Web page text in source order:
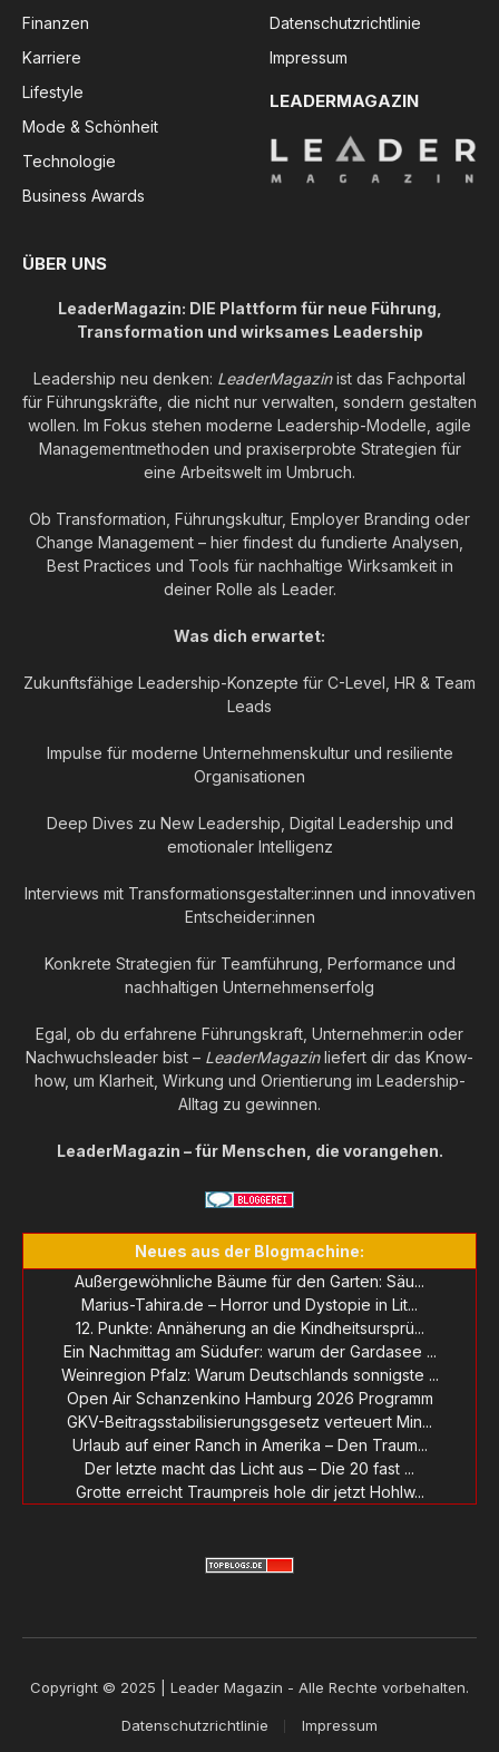
Finanzen
Karriere
Lifestyle
Mode & Schönheit
Technologie
Business Awards
Datenschutzrichtlinie
Impressum
LEADERMAGAZIN
ÜBER UNS
LeaderMagazin: DIE Plattform für neue Führung,
Transformation und wirksames Leadership
Leadership neu denken: LeaderMagazinist das Fachportal
für Führungskräfte, die nicht nur verwalten, sondern gestalten
wollen. Im Fokus stehen moderne Leadership-Modelle, agile
Managementmethoden und praxiserprobte Strategien für
eine Arbeitswelt im Umbruch.
Ob Transformation, Führungskultur, Employer Branding oder
Change Management – hier findest du fundierte Analysen,
Best Practices und Tools für nachhaltige Wirksamkeit in
deiner Rolle als Leader.
Was dich erwartet:
Zukunftsfähige Leadership-Konzepte für C-Level, HR & Team
Leads
Impulse für moderne Unternehmenskultur und resiliente
Organisationen
Deep Dives zu New Leadership, Digital Leadership und
emotionaler Intelligenz
Interviews mit Transformationsgestalter:innen und innovativen
Entscheider:innen
Konkrete Strategien für Teamführung, Performance und
nachhaltigen Unternehmenserfolg
Egal, ob du erfahrene Führungskraft, Unternehmer:in oder
Nachwuchsleader bist – LeaderMagazinliefert dir das Know-
how, um Klarheit, Wirkung und Orientierung im Leadership-
Alltag zu gewinnen.
LeaderMagazin – für Menschen, die vorangehen.
Neues aus der Blogmachine:
Außergewöhnliche Bäume für den Garten: Säu...
Marius-Tahira.de – Horror und Dystopie in Lit...
12. Punkte: Annäherung an die Kindheitsursprü...
Ein Nachmittag am Südufer: warum der Gardasee ...
Weinregion Pfalz: Warum Deutschlands sonnigste ...
Open Air Schanzenkino Hamburg 2026 Programm
GKV-Beitragsstabilisierungsgesetz verteuert Min...
Urlaub auf einer Ranch in Amerika – Den Traum...
Der letzte macht das Licht aus – Die 20 fast ...
Grotte erreicht Traumpreis hole dir jetzt Hohlw...
Copyright © 2025 | Leader Magazin - Alle Rechte vorbehalten.
Datenschutzrichtlinie Impressum